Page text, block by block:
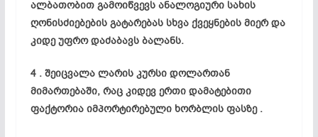
ალბათობით გამოიწვევს ანალოგიური სახის
ღონისძიებების გატარებას სხვა ქვეყნების მიერ და
კიდე უფრო დაძაბავს ბალანს.
4 . შეიცვალა ლარის კურსი დოლართან
მიმართებაში, რაც კიდევ ერთი დამატებითი
ფაქტორია იმპორტირებული ხორბლის ფასზე .